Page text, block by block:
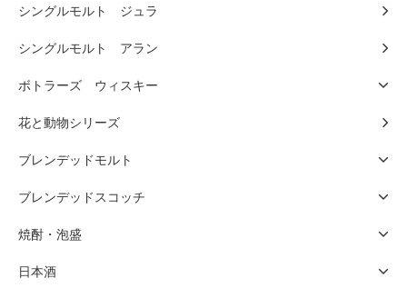
シングルモルト ジュラ
シングルモルト アラン
ボトラーズ ウィスキー
花と動物シリーズ
ブレンデッドモルト
ブレンデッドスコッチ
焼酎・泡盛
日本酒